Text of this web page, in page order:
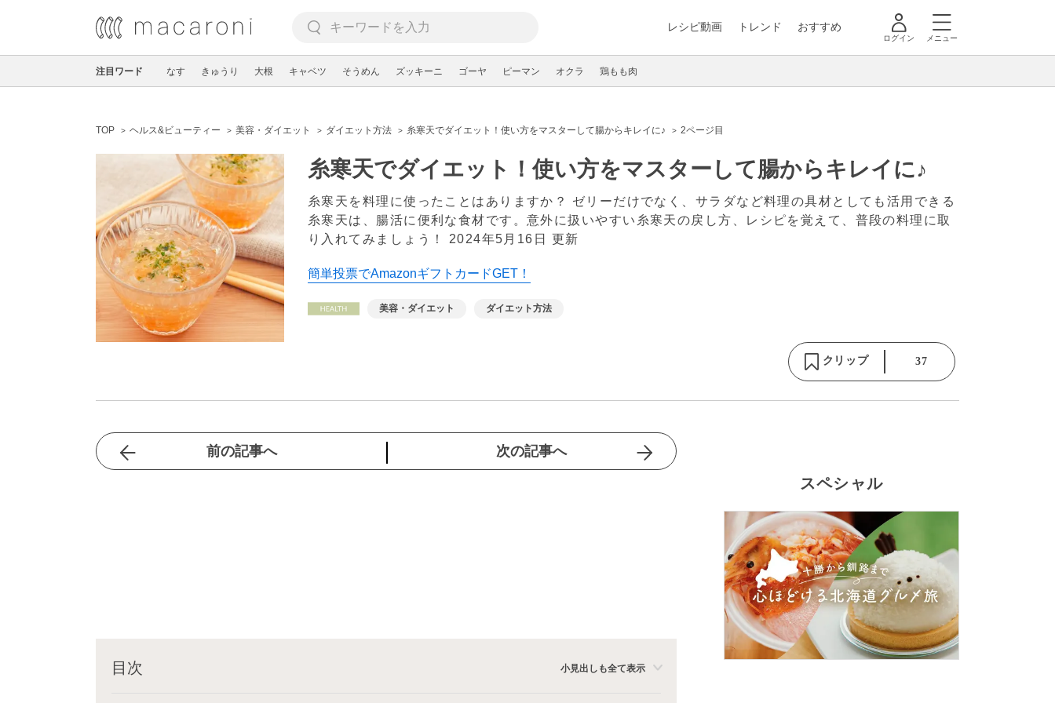
レシピ動画 トレンド おすすめ
ログイン メニュー
注目ワード なす きゅうり 大根 キャベツ そうめん ズッキーニ ゴーヤ ピーマン オクラ 鶏もも肉
TOP ヘルス&ビューティー 美容・ダイエット ダイエット方法 糸寒天でダイエット！使い方をマスターして腸からキレイに♪ 2ページ目
糸寒天でダイエット！使い方をマスターして腸からキレイに♪
糸寒天を料理に使ったことはありますか？ ゼリーだけでなく、サラダなど料理の具材としても活用できる
糸寒天は、腸活に便利な食材です。意外に扱いやすい糸寒天の戻し方、レシピを覚えて、普段の料理に取
り入れてみましょう！ 2024年5月16日 更新
簡単投票でAmazonギフトカードGET！
美容・ダイエット ダイエット方法
クリップ 37
前の記事へ 次の記事へ
目次 小見出しも全て表示
スペシャル